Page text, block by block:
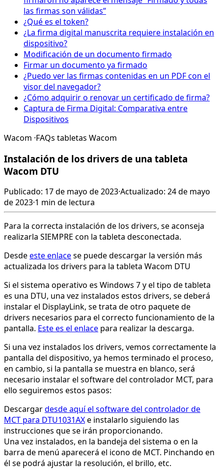
las firmas son válidas”
¿Qué es el token?
¿La firma digital manuscrita requiere instalación en
dispositivo?
Modificación de un documento firmado
Firmar un documento ya firmado
¿Puedo ver las firmas contenidas en un PDF con el
visor del navegador?
¿Cómo adquirir o renovar un certificado de firma?
Captura de Firma Digital: Comparativa entre
Dispositivos
Wacom ·FAQs tabletas Wacom
Instalación de los drivers de una tableta
Wacom DTU
Publicado: 17 de mayo de 2023·Actualizado: 24 de mayo
de 2023·1 min de lectura
Para la correcta instalación de los drivers, se aconseja
realizarla SIEMPRE con la tableta desconectada.
Desdeeste enlacese puede descargar la versión más
actualizada los drivers para la tableta Wacom DTU
Si el sistema operativo es Windows 7 y el tipo de tableta
es una DTU, una vez instalados estos drivers, se deberá
instalar el DisplayLink, se trata de otro paquete de
drivers necesarios para el correcto funcionamiento de la
pantalla. Este es el enlace para realizar la descarga.
Si una vez instalados los drivers, vemos correctamente la
pantalla del dispositivo, ya hemos terminado el proceso,
en cambio, si la pantalla se muestra en blanco, será
necesario instalar el software del controlador MCT, para
ello seguiremos estos pasos:
Descargardesde aquí el software del controlador de
MCT para DTU1031AXe instalarlo siguiendo las
instrucciones que se irán proporcionando.
Una vez instalados, en la bandeja del sistema o en la
barra de menú aparecerá el icono de MCT. Pinchando en
él se podrá ajustar la resolución, el brillo, etc.